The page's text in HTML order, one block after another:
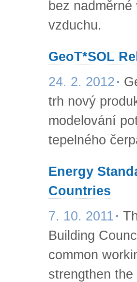
bez
vzduchu.
GeoT*SOL
24. 2. 2012
trh nový
modelování
tepelného
Energy
Countries
7. 10. 2011
Building
common
strengthen